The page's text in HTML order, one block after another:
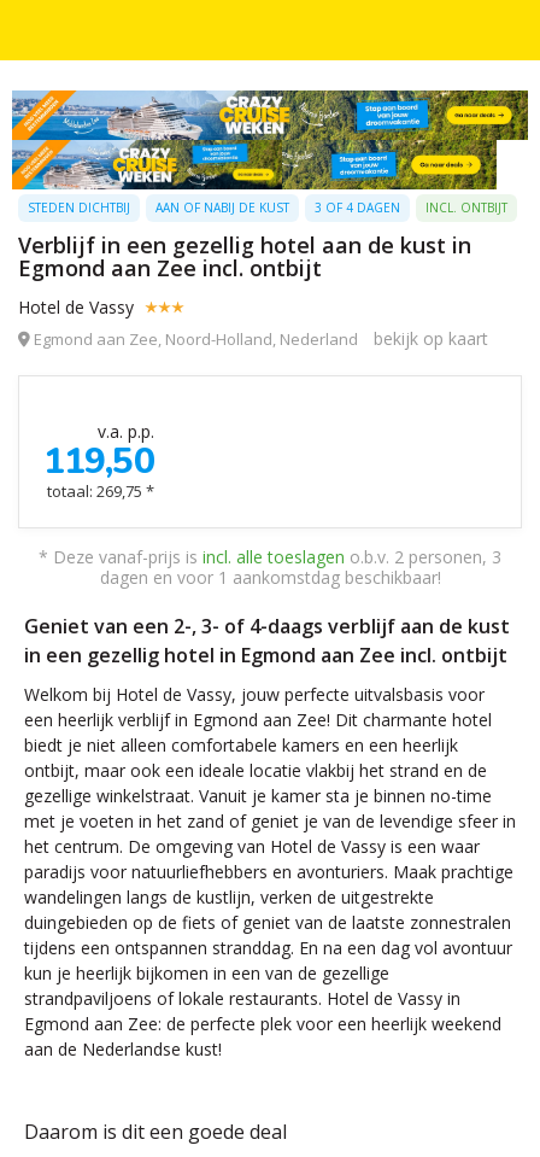
STEDEN DICHTBIJ AAN OF NABIJ DE KUST 3 OF 4 DAGEN INCL. ONTBIJT
Verblijf in een gezellig hotel aan de kust in
Egmond aan Zee incl. ontbijt
Hotel de Vassy
Egmond aan Zee, Noord-Holland, Nederland bekijk op kaart
v.a. p.p.
119,50
totaal: 269,75 *
* Deze vanaf-prijs is incl. alle toeslagen o.b.v. 2 personen, 3
dagen en voor 1 aankomstdag beschikbaar!
Geniet van een 2-, 3- of 4-daags verblijf aan de kust
in een gezellig hotel in Egmond aan Zee incl. ontbijt
Welkom bij Hotel de Vassy, jouw perfecte uitvalsbasis voor
een heerlijk verblijf in Egmond aan Zee! Dit charmante hotel
biedt je niet alleen comfortabele kamers en een heerlijk
ontbijt, maar ook een ideale locatie vlakbij het strand en de
gezellige winkelstraat. Vanuit je kamer sta je binnen no-time
met je voeten in het zand of geniet je van de levendige sfeer in
het centrum. De omgeving van Hotel de Vassy is een waar
paradijs voor natuurliefhebbers en avonturiers. Maak prachtige
wandelingen langs de kustlijn, verken de uitgestrekte
duingebieden op de fiets of geniet van de laatste zonnestralen
tijdens een ontspannen stranddag. En na een dag vol avontuur
kun je heerlijk bijkomen in een van de gezellige
strandpaviljoens of lokale restaurants. Hotel de Vassy in
Egmond aan Zee: de perfecte plek voor een heerlijk weekend
aan de Nederlandse kust!
Daarom is dit een goede deal